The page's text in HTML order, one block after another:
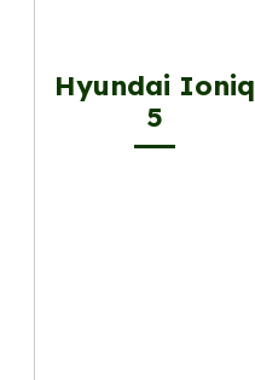
Hyundai Ioniq
5